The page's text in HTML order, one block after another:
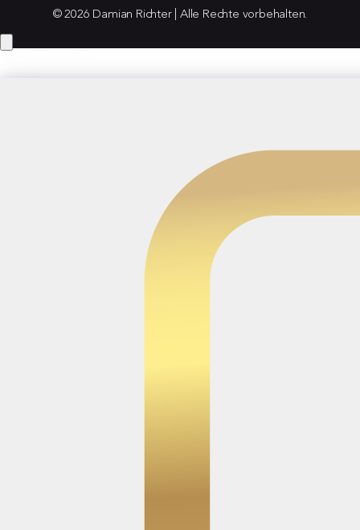
© 2026 Damian Richter | Alle Rechte vorbehalten.